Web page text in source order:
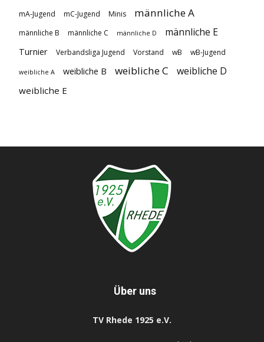
mA-Jugend mC-Jugend Minis männliche A
männliche B männliche C männliche D männliche E
Turnier Verbandsliga Jugend Vorstand wB wB-Jugend
weibliche A weibliche B weibliche C weibliche D
weibliche E
Über uns
TV Rhede 1925 e.V.